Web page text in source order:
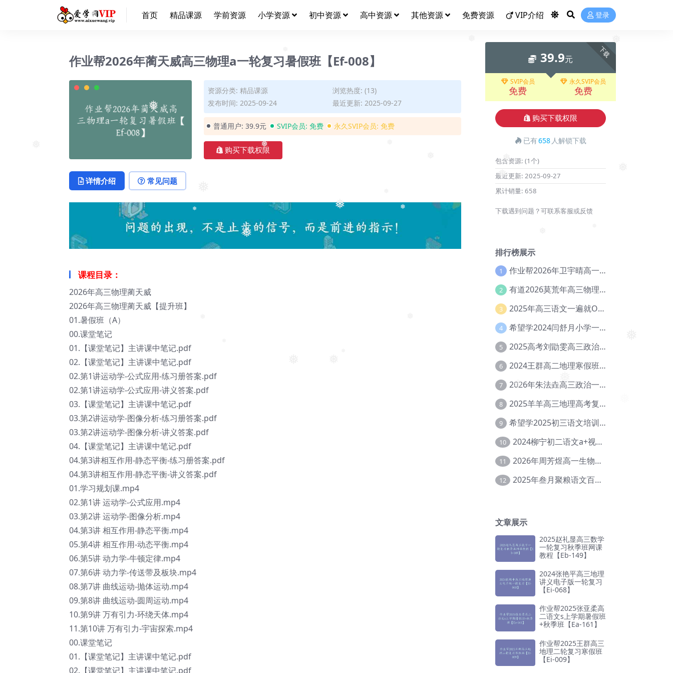
❅
❅
❅
❅
❅
❅
❅
❅
❅
❅
❅
❅
❅
首页 精品课源 学前资源 小学资源 初中资源 高中资源 其他资源 免费资源 VIP介绍 登录
作业帮2026年蔺天威高三物理a一轮复习暑假班【Ef-008】
资源分类: 精品课源
浏览热度: (13)
发布时间: 2025-09-24
最近更新: 2025-09-27
普通用户: 39.9元 SVIP会员: 免费 永久SVIP会员: 免费
购买下载权限
详情介绍 常见问题
课程目录：
2026年高三物理蔺天威
2026年高三物理蔺天威【提升班】
01.暑假班（A）
00.课堂笔记
01.【课堂笔记】主讲课中笔记.pdf
02.【课堂笔记】主讲课中笔记.pdf
02.第1讲运动学-公式应用-练习册答案.pdf
02.第1讲运动学-公式应用-讲义答案.pdf
03.【课堂笔记】主讲课中笔记.pdf
03.第2讲运动学-图像分析-练习册答案.pdf
03.第2讲运动学-图像分析-讲义答案.pdf
04.【课堂笔记】主讲课中笔记.pdf
04.第3讲相互作用-静态平衡-练习册答案.pdf
04.第3讲相互作用-静态平衡-讲义答案.pdf
01.学习规划课.mp4
02.第1讲 运动学-公式应用.mp4
03.第2讲 运动学-图像分析.mp4
04.第3讲 相互作用-静态平衡.mp4
05.第4讲 相互作用-动态平衡.mp4
06.第5讲 动力学-牛顿定律.mp4
07.第6讲 动力学-传送带及板块.mp4
08.第7讲 曲线运动-抛体运动.mp4
09.第8讲 曲线运动-圆周运动.mp4
10.第9讲 万有引力-环绕天体.mp4
11.第10讲 万有引力-宇宙探索.mp4
00.课堂笔记
01.【课堂笔记】主讲课中笔记.pdf
02.【课堂笔记】主讲课中笔记.pdf
下载
39.9元
SVIP会员
免费
永久SVIP会员
免费
购买下载权限
已有658 人解锁下载
包含资源: (1个)
最近更新: 2025-09-27
累计销量: 658
下载遇到问题？可联系客服或反馈
排行榜展示
1 作业帮2026年卫宇晴高一英语s上学期暑假班【冲顶班】【Ec-003】
2 有道2026莫荒年高三物理一轮复习暑假班网课教程【Ef-044】
3 2025年高三语文一遍就OK高中语文体系课【Ea-028】
4 希望学2024闫舒月小学一年级英语视频教程+讲义【Cc-004】
5 2025高考刘勖雯高三政治三轮复习网课教程【Eh-061】
6 2024王群高二地理寒假班教程【Ei-075】
7 2026年朱法垚高三政治一轮复习暑假班【Eh-041】
8 2025羊羊高三地理高考复习视频教程+讲义【Ei-051】
9 希望学2025初三语文培训班秋上A+班（秋上·全国版·A+）【Da-031】
10 2024柳宁初二语文a+视频教程+课堂笔记+讲义（暑假班+秋季班）【Da-003】
11 2026年周芳煜高一生物上学期网课教程【Ee-056】
12 2025年叁月聚粮语文百日冲刺｜荡平玄学诅咒【Ea-001】
文章展示
2025赵礼显高三数学
一轮复习秋季班网课
教程【Eb-149】
2024张艳平高三地理
讲义电子版一轮复习
【Ei-068】
作业帮2025张亚柔高
二语文s上学期暑假班
+秋季班【Ea-161】
作业帮2025王群高三
地理二轮复习寒假班
【Ei-009】